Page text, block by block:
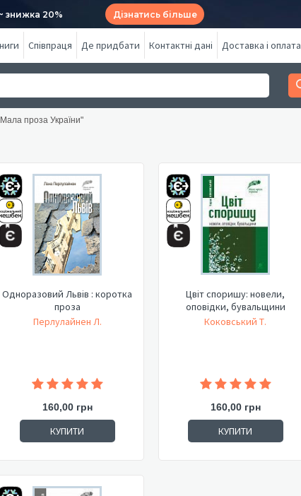
знижка 20% Дізнатись більше
Співпраця Де придбати Контактні дані Доставка і оплата
проза України"
Одноразовий Львів : коротка
проза
Перлулайнен Л.
160,00 грн
КУПИТИ
Цвіт споришу: новели,
оповідки, бувальщини
Коковський Т.
160,00 грн
КУПИТИ